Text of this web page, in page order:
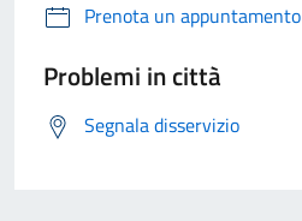
Prenota un appuntamento
Problemi in città
Segnala disservizio